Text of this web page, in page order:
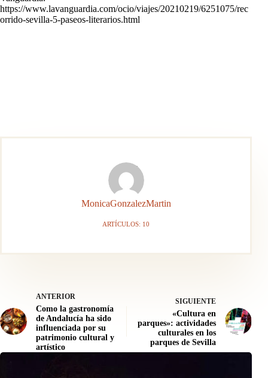
https://www.lavanguardia.com/ocio/viajes/20210219/6251075/rec
orrido-sevilla-5-paseos-literarios.html
MonicaGonzalezMartin
ARTÍCULOS: 10
ANTERIOR
Como la gastronomía
de Andalucía ha sido
influenciada por su
patrimonio cultural y
artístico
SIGUIENTE
«Cultura en
parques»: actividades
culturales en los
parques de Sevilla